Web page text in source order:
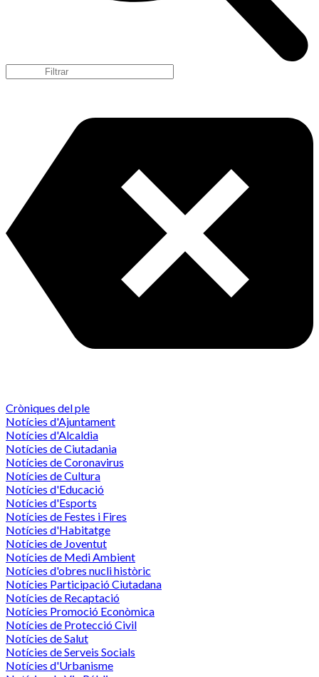
Cròniques del ple
Notícies d'Ajuntament
Notícies d'Alcaldia
Notícies de Ciutadania
Notícies de Coronavirus
Notícies de Cultura
Notícies d'Educació
Notícies d'Esports
Notícies de Festes i Fires
Notícies d'Habitatge
Notícies de Joventut
Notícies de Medi Ambient
Notícies d'obres nucli històric
Notícies Participació Ciutadana
Notícies de Recaptació
Notícies Promoció Econòmica
Notícies de Protecció Civil
Notícies de Salut
Notícies de Serveis Socials
Notícies d'Urbanisme